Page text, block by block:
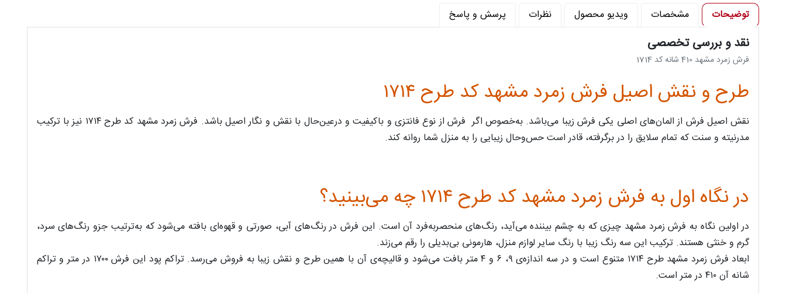
توضیحات مشخصات ویدیو محصول نظرات پرسش و پاسخ
نقد و بررسی تخصصی
فرش زمرد مشهد 410 شانه کد 1714
طرح و نقش اصیل فرش زمرد مشهد کد طرح ۱۷۱۴
نقش اصیل فرش از الما‌ن‌های اصلی یکی فرش زیبا می‌باشد. به‌خصوص اگر فرش از نوع فانتزی و باکیفیت و درعین‌حال با نقش و نگار اصیل باشد. فرش زمرد مشهد کد طرح ۱۷۱۴ نیز با ترکیب
مدرنیته و سنت که تمام سلایق را در برگرفته، قادر است حس‌وحال زیبایی را به منزل شما روانه کند.
در نگاه اول به فرش زمرد مشهد کد طرح ۱۷۱۴ چه می‌بینید؟
در اولین نگاه به فرش زمرد مشهد چیزی که به چشم بیننده می‌آید، رنگ‌های منحصربه‌فرد آن است. این فرش در رنگ‌های آبی، صورتی و قهوه‌ای بافته می‌شود که به‌ترتیب جزو رنگ‌های سرد،
گرم و خنثی هستند. ترکیب این سه رنگ زیبا با رنگ‌ سایر لوازم منزل، هارمونی بی‌بدیلی را رقم می‌زند.
ابعاد فرش زمرد مشهد طرح ۱۷۱۴ متنوع است و در سه اندازه‌ی ۹، ۶ و ۴ متر بافت می‌شود و قالیچه‌ی آن با همین طرح و نقش زیبا به فروش می‌رسد. تراکم پود این فرش ۱۷۰۰ در متر و تراکم
شانه آن ۴۱۰ در متر است.